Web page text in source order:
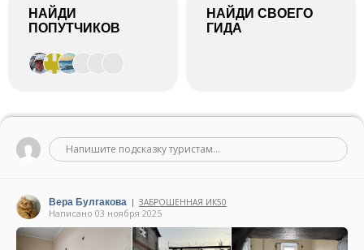
НАЙДИ
ПОПУТЧИКОВ
НАЙДИ СВОЕГО
ГИДА
Напишите подсказку туристам...
Вера Булгакова | ЗАБРОШЕННАЯ ИК50
Написано 03 ноября 2025